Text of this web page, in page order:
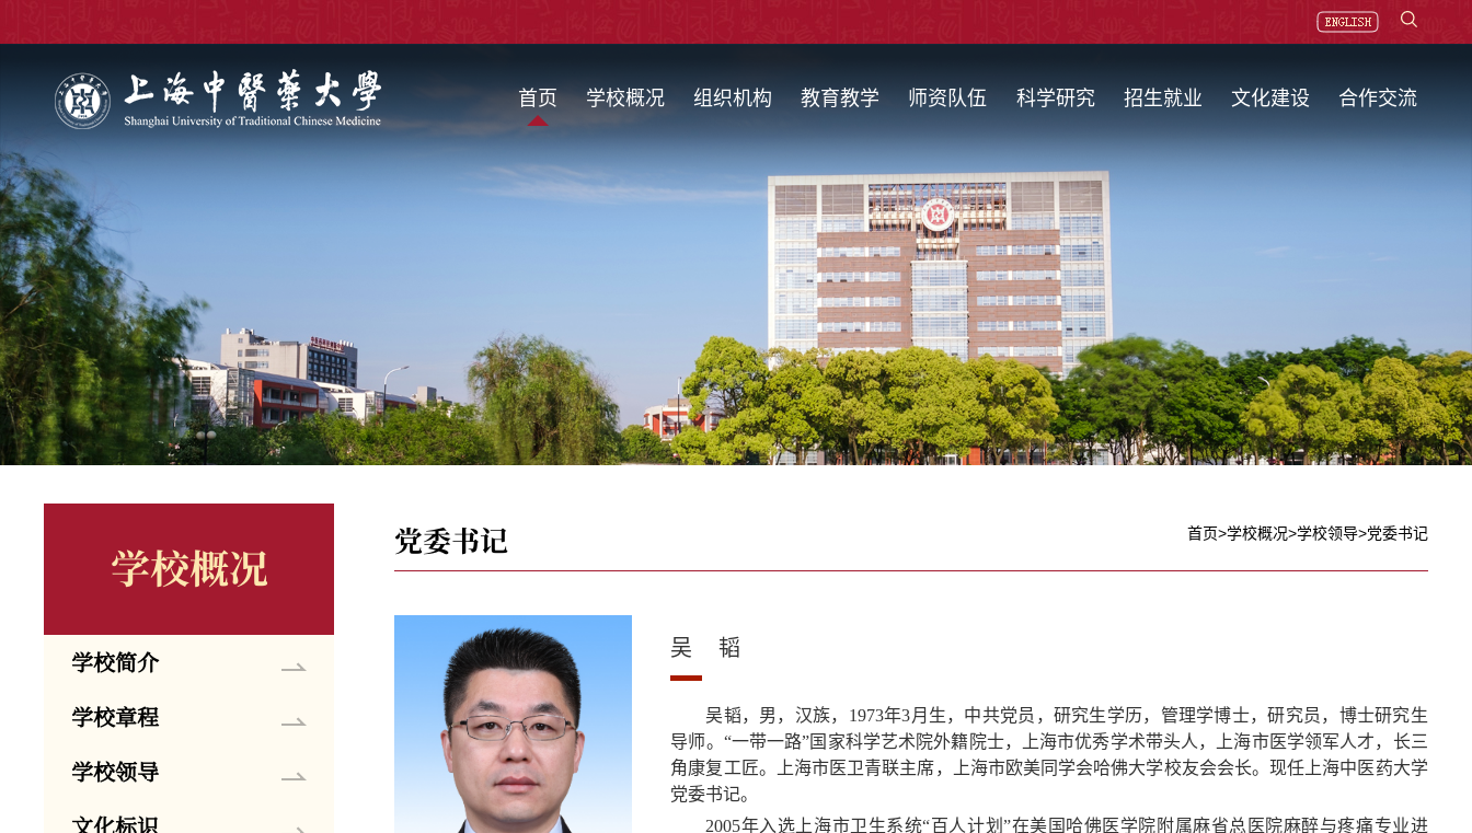
首页 学校概况 组织机构 教育教学 师资队伍 科学研究 招生就业 文化建设 合作交流
学校概况
学校简介
学校章程
学校领导
文化标识
党委书记 首页>学校概况>学校领导>党委书记
吴 韬
吴韬，男，汉族，1973年3月生，中共党员，研究生学历，管理学博士，研究员，博士研究生
导师。“一带一路”国家科学艺术院外籍院士，上海市优秀学术带头人，上海市医学领军人才，长三
角康复工匠。上海市医卫青联主席，上海市欧美同学会哈佛大学校友会会长。现任上海中医药大学
党委书记。
2005年入选上海市卫生系统“百人计划”在美国哈佛医学院附属麻省总医院麻醉与疼痛专业进